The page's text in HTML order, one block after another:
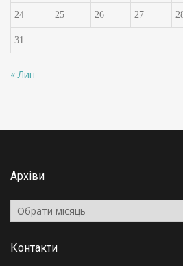
24 25 26 27
31
« Лип
Архіви
Архіви
Контакти